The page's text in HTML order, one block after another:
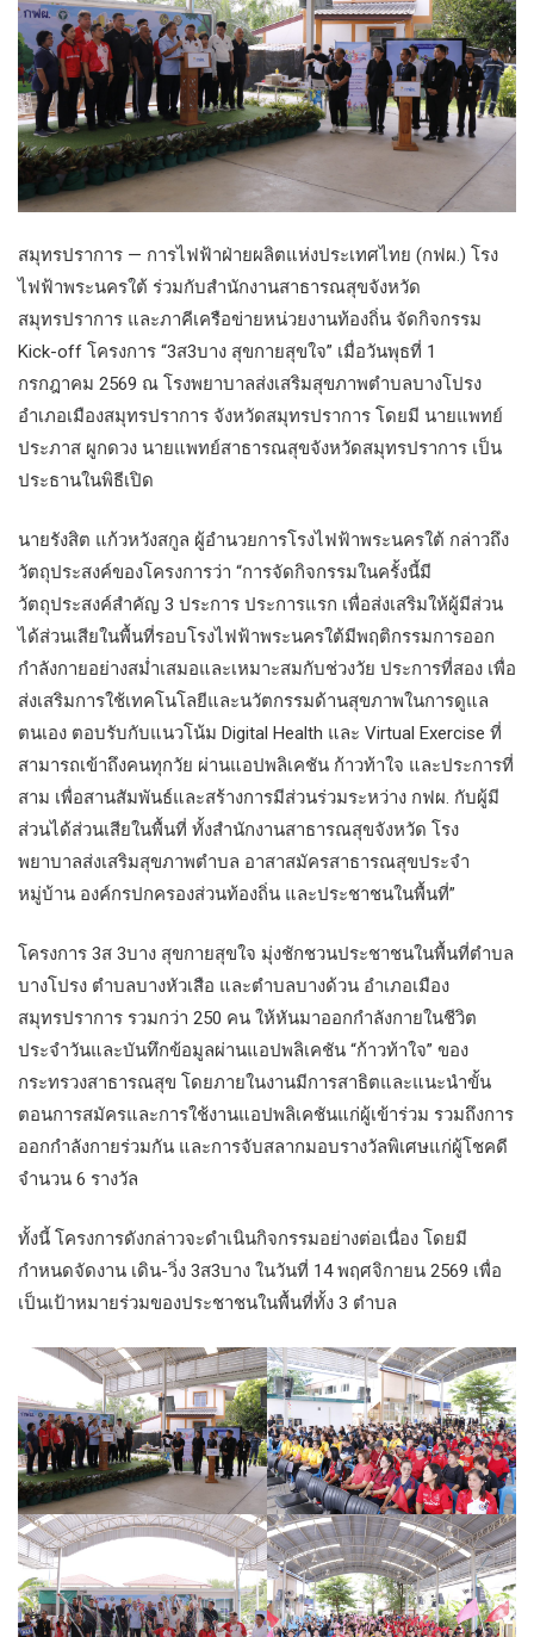
สมุทรปราการ — การไฟฟ้าฝ่ายผลิตแห่งประเทศไทย (กฟผ.) โรง
ไฟฟ้าพระนครใต้ ร่วมกับสำนักงานสาธารณสุขจังหวัด
สมุทรปราการ และภาคีเครือข่ายหน่วยงานท้องถิ่น จัดกิจกรรม
Kick-off โครงการ “3ส3บาง สุขกายสุขใจ” เมื่อวันพุธที่ 1
กรกฎาคม 2569 ณ โรงพยาบาลส่งเสริมสุขภาพตำบลบางโปรง
อำเภอเมืองสมุทรปราการ จังหวัดสมุทรปราการ โดยมี นายแพทย์
ประภาส ผูกดวง นายแพทย์สาธารณสุขจังหวัดสมุทรปราการ เป็น
ประธานในพิธีเปิด
นายรังสิต แก้วหวังสกูล ผู้อำนวยการโรงไฟฟ้าพระนครใต้ กล่าวถึง
วัตถุประสงค์ของโครงการว่า “การจัดกิจกรรมในครั้งนี้มี
วัตถุประสงค์สำคัญ 3 ประการ ประการแรก เพื่อส่งเสริมให้ผู้มีส่วน
ได้ส่วนเสียในพื้นที่รอบโรงไฟฟ้าพระนครใต้มีพฤติกรรมการออก
กำลังกายอย่างสม่ำเสมอและเหมาะสมกับช่วงวัย ประการที่สอง เพื่อ
ส่งเสริมการใช้เทคโนโลยีและนวัตกรรมด้านสุขภาพในการดูแล
ตนเอง ตอบรับกับแนวโน้ม Digital Health และ Virtual Exercise ที่
สามารถเข้าถึงคนทุกวัย ผ่านแอปพลิเคชัน ก้าวท้าใจ และประการที่
สาม เพื่อสานสัมพันธ์และสร้างการมีส่วนร่วมระหว่าง กฟผ. กับผู้มี
ส่วนได้ส่วนเสียในพื้นที่ ทั้งสำนักงานสาธารณสุขจังหวัด โรง
พยาบาลส่งเสริมสุขภาพตำบล อาสาสมัครสาธารณสุขประจำ
หมู่บ้าน องค์กรปกครองส่วนท้องถิ่น และประชาชนในพื้นที่”
โครงการ 3ส 3บาง สุขกายสุขใจ มุ่งชักชวนประชาชนในพื้นที่ตำบล
บางโปรง ตำบลบางหัวเสือ และตำบลบางด้วน อำเภอเมือง
สมุทรปราการ รวมกว่า 250 คน ให้หันมาออกกำลังกายในชีวิต
ประจำวันและบันทึกข้อมูลผ่านแอปพลิเคชัน “ก้าวท้าใจ” ของ
กระทรวงสาธารณสุข โดยภายในงานมีการสาธิตและแนะนำขั้น
ตอนการสมัครและการใช้งานแอปพลิเคชันแก่ผู้เข้าร่วม รวมถึงการ
ออกกำลังกายร่วมกัน และการจับสลากมอบรางวัลพิเศษแก่ผู้โชคดี
จำนวน 6 รางวัล
ทั้งนี้ โครงการดังกล่าวจะดำเนินกิจกรรมอย่างต่อเนื่อง โดยมี
กำหนดจัดงาน เดิน-วิ่ง 3ส3บาง ในวันที่ 14 พฤศจิกายน 2569 เพื่อ
เป็นเป้าหมายร่วมของประชาชนในพื้นที่ทั้ง 3 ตำบล